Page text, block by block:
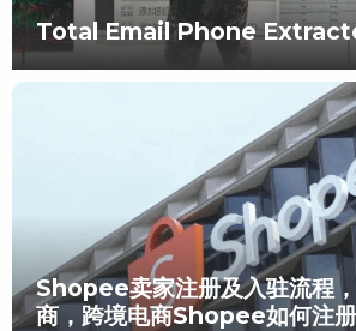
Total Email Phone
Shopee卖家注册及入驻流程
商，跨境电商Shopee如何注